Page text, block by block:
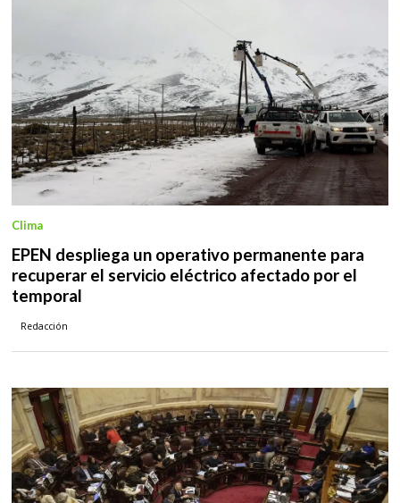
EPEN despliega un operativo permanente para
recuperar el servicio eléctrico afectado por el
temporal
Redacción
Clima